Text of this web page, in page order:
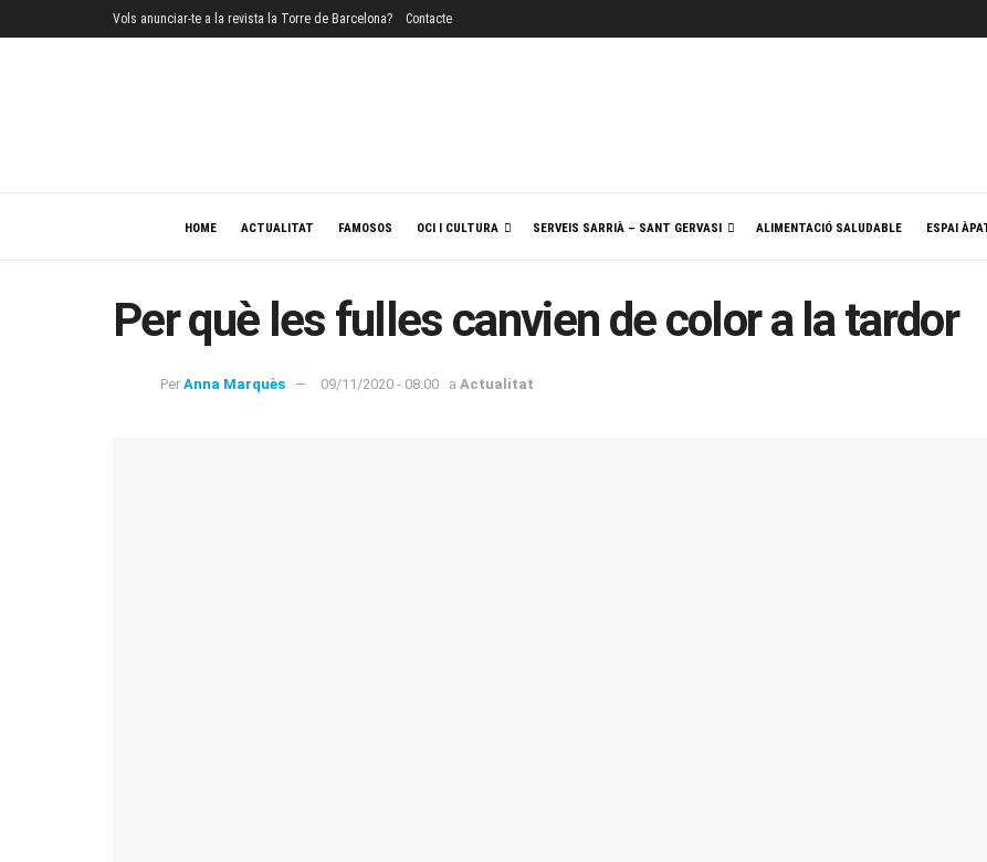
Vols anunciar-te a la revista la Torre de Barcelona? Contacte
HOME ACTUALITAT FAMOSOS OCI I CULTURA SERVEIS SARRIÀ – SANT GERVASI ALIMENTACIÓ SALUDABLE ESPAI
Per què les fulles canvien de color a la tardor
Per Anna Marquès 09/11/2020 - 08:00 a Actualitat